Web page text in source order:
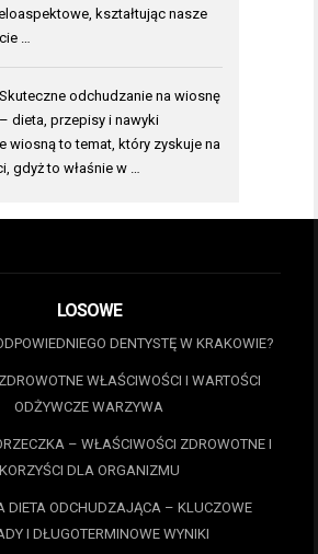
kształtując nasze
…
Skuteczne odchudzanie na wiosnę
– dieta, przepisy i nawyki
wiosną to temat, który zyskuje na
gdyż to właśnie w …
LOSOWE
DENTYSTĘ W KRAKOWIE?
WŁAŚCIWOŚCI I WARTOŚCI
ODŻYWCZE WARZYWA
– WŁAŚCIWOŚCI ZDROWOTNE I
KORZYŚCI DLA ORGANIZMU
DIETA ODCHUDZAJĄCA – KLUCZOWE
I DŁUGOTERMINOWE WYNIKI